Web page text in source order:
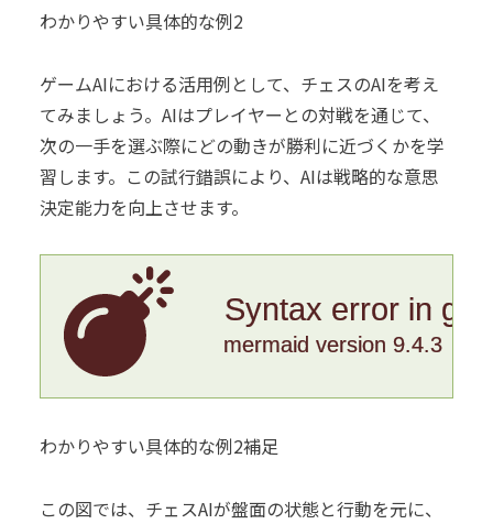
わかりやすい具体的な例2
ゲームAIにおける活用例として、チェスのAIを考え
てみましょう。AIはプレイヤーとの対戦を通じて、
次の一手を選ぶ際にどの動きが勝利に近づくかを学
習します。この試行錯誤により、AIは戦略的な意思
決定能力を向上させます。
Syntax error in
mermaid version 9.4.3
わかりやすい具体的な例2補足
この図では、チェスAIが盤面の状態と行動を元に、